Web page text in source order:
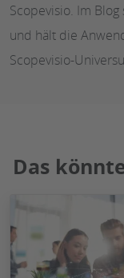
Scopevisio. Im
und hält die
Scopevisio-
Das